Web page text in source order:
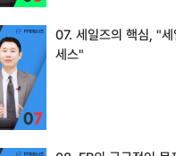
07. 세일즈의 핵심, "
세스"